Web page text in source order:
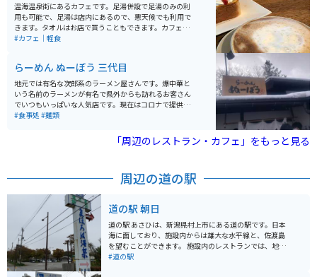
温海温泉街にあるカフェです。足湯併設で足湯のみの利
用も可能で、足湯は店内にあるので、悪天候でも利用で
きます。タオルはお店で買うこともできます。カフェの
隣に地元産の雑貨屋、2階にマッサージ屋さんが入って
#カフェ｜軽食
らーめん ぬーぼう 三代目
地元では有名な次郎系のラーメン屋さんです。爆中華と
いう名前のラーメンが有名で県外からも訪れるお客さん
でいつもいっぱいな人気店です。現在はコロナで提供し
ていませんが、大きなきくらげが食べ放題という粋なサ
#食事処 #麺類
「周辺のレストラン・カフェ」をもっと見る
周辺の道の駅
道の駅 朝日
道の駅 あさひは、新潟県村上市にある道の駅です。日本
海に面しており、施設内からは雄大な水平線と、佐渡島
を望むことができます。 施設内のレストランでは、地元
で獲れた新鮮な魚介類を使った料理が人気です。特に、
#道の駅